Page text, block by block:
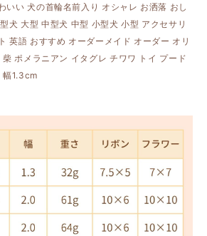
いい 犬の首輪名前入り オシャレ お洒落 おし
犬 大型 中型犬 中型 小型犬 小型 アクセサリ
英語 おすすめ オーダーメイド オーダー オリ
ポメラニアン イタグレ チワワ トイ プード
幅1.3cm